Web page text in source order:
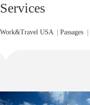
Services
Work&Travel USA| Passages